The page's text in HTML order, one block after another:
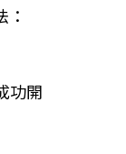
功開